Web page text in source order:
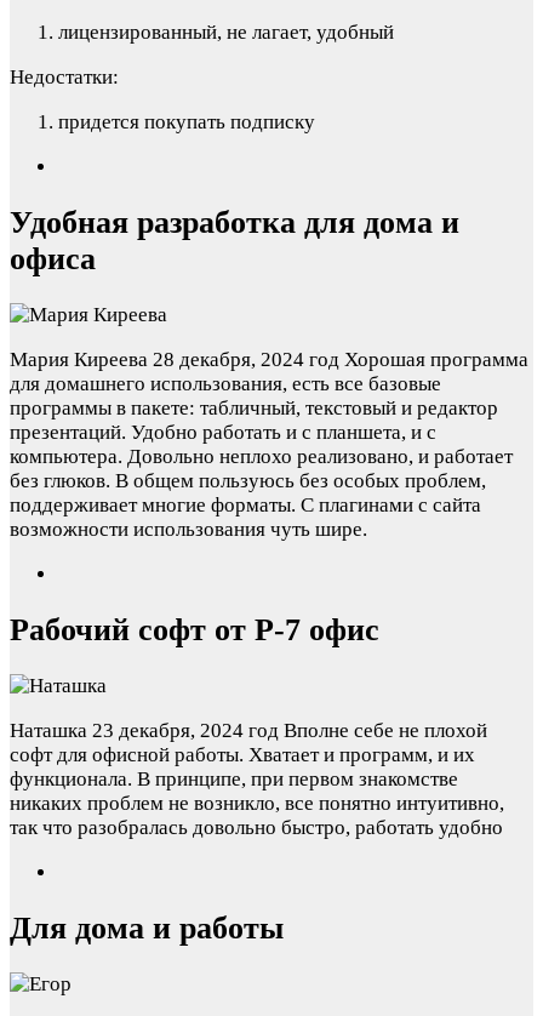
лицензированный, не лагает, удобный
Недостатки:
придется покупать подписку
Удобная разработка для дома и
офиса
Мария Киреева 28 декабря, 2024 год Хорошая программа
для домашнего использования, есть все базовые
программы в пакете: табличный, текстовый и редактор
презентаций. Удобно работать и с планшета, и с
компьютера. Довольно неплохо реализовано, и работает
без глюков. В общем пользуюсь без особых проблем,
поддерживает многие форматы. С плагинами с сайта
возможности использования чуть шире.
Рабочий софт от Р-7 офис
Наташка 23 декабря, 2024 год Вполне себе не плохой
софт для офисной работы. Хватает и программ, и их
функционала. В принципе, при первом знакомстве
никаких проблем не возникло, все понятно интуитивно,
так что разобралась довольно быстро, работать удобно
Для дома и работы